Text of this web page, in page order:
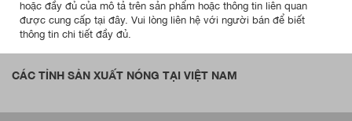
hoặc đầy đủ của mô tả trên sản phẩm hoặc thông tin liên quan
được cung cấp tại đây. Vui lòng liên hệ với người bán để biết
thông tin chi tiết đầy đủ.
CÁC TỈNH SẢN XUẤT NÓNG TẠI VIỆT NAM